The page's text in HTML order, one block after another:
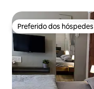
Preferido dos hóspedes
Preferido dos hóspedes